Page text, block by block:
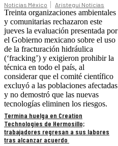
Noticias México Aristegui Noticias
Treinta organizaciones ambientales
y comunitarias rechazaron este
jueves la evaluación presentada por
el Gobierno mexicano sobre el uso
de la fracturación hidráulica
(‘fracking’) y exigieron prohibir la
técnica en todo el país, al
considerar que el comité científico
excluyó a las poblaciones afectadas
y no demostró que las nuevas
tecnologías eliminen los riesgos.
Termina huelga en Creation
Technologies de Hermosillo;
trabajadores regresan a sus labores
tras alcanzar acuerdo